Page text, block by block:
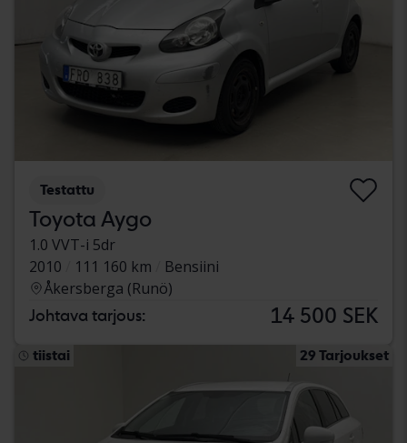
Testattu
Toyota Aygo
1.0 VVT-i 5dr
2010
111 160 km
Bensiini
Åkersberga (Runö)
Johtava tarjous: 14 500 SEK
tiistai 29 Tarjoukset